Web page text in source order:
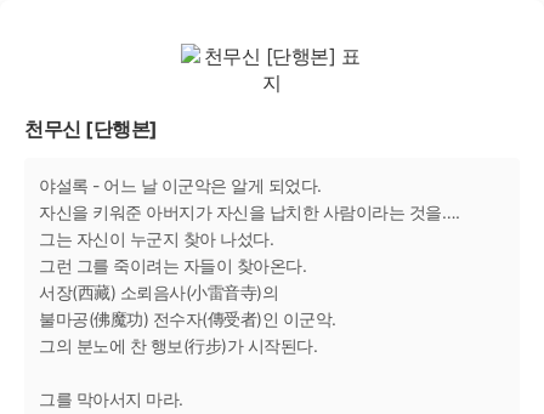
천무신 [단행본]
야설록 - 어느 날 이군악은 알게 되었다.
자신을 키워준 아버지가 자신을 납치한 사람이라는 것을….
그는 자신이 누군지 찾아 나섰다.
그런 그를 죽이려는 자들이 찾아온다.
서장(西藏) 소뢰음사(小雷音寺)의
불마공(佛魔功) 전수자(傳受者)인 이군악.
그의 분노에 찬 행보(行步)가 시작된다.
그를 막아서지 마라.